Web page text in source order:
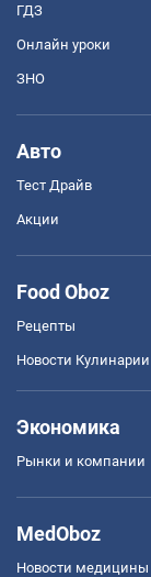
ГДЗ
Онлайн уроки
ЗНО
Авто
Тест Драйв
Акции
Food Oboz
Рецепты
Новости Кулинарии
Экономика
Рынки и компании
MedOboz
Новости медицины